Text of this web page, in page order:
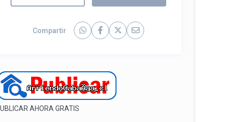
Compartir
AHORA GRATIS